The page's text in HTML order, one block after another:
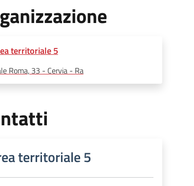
territoriale 5
Roma, 33 - Cervia - Ra
territoriale 5